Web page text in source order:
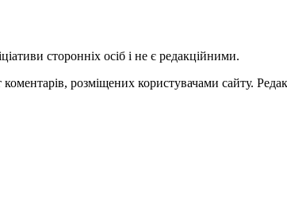
сторонніх осіб і не є редакційними.
розміщених користувачами сайту.